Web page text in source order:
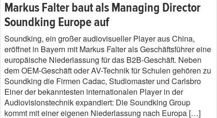
Markus Falter baut als Managing Director
Soundking Europe auf
Soundking, ein großer audiovisueller Player aus China,
eröffnet in Bayern mit Markus Falter als Geschäftsführer eine
europäische Niederlassung für das B2B-Geschäft. Neben
dem OEM-Geschäft oder AV-Technik für Schulen gehören zu
Soundking die Firmen Cadac, Studiomaster und Carlsbro
Einer der bekanntesten internationalen Player in der
Audiovisionstechnik expandiert: Die Soundking Group
kommt mit einer eigenen Niederlassung nach Europa […]